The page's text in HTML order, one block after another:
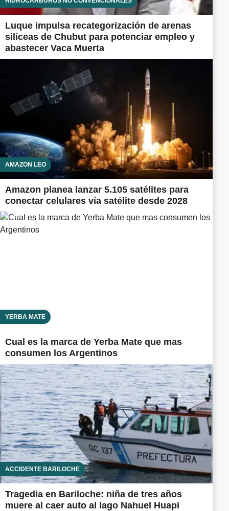
Luque impulsa recategorización de arenas
silíceas de Chubut para potenciar empleo y
abastecer Vaca Muerta
AMAZON LEO
Amazon planea lanzar 5.105 satélites para
conectar celulares vía satélite desde 2028
YERBA MATE
Cual es la marca de Yerba Mate que mas
consumen los Argentinos
ACCIDENTE BARILOCHE
Tragedia en Bariloche: niña de tres años
muere al caer auto al lago Nahuel Huapi